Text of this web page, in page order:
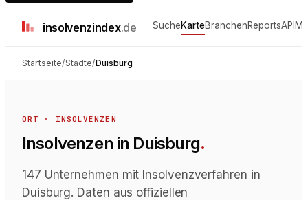
insolvenzindex.de SucheKarteBranchenReportsAPI
Startseite/Städte/Duisburg
ORT · INSOLVENZEN
Insolvenzenin Duisburg.
147 Unternehmen mit Insolvenzverfahren in
Duisburg. Daten aus offiziellen